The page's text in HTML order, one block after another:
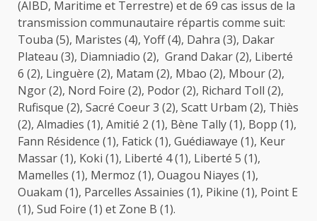
(AIBD, Maritime et Terrestre) et de 69 cas issus de la
transmission communautaire répartis comme suit:
Touba (5), Maristes (4), Yoff (4), Dahra (3), Dakar
Plateau (3), Diamniadio (2), Grand Dakar (2), Liberté
6 (2), Linguère (2), Matam (2), Mbao (2), Mbour (2),
Ngor (2), Nord Foire (2), Podor (2), Richard Toll (2),
Rufisque (2), Sacré Coeur 3 (2), Scatt Urbam (2), Thiès
(2), Almadies (1), Amitié 2 (1), Bène Tally (1), Bopp (1),
Fann Résidence (1), Fatick (1), Guédiawaye (1), Keur
Massar (1), Koki (1), Liberté 4 (1), Liberté 5 (1),
Mamelles (1), Mermoz (1), Ouagou Niayes (1),
Ouakam (1), Parcelles Assainies (1), Pikine (1), Point E
(1), Sud Foire (1) et Zone B (1).